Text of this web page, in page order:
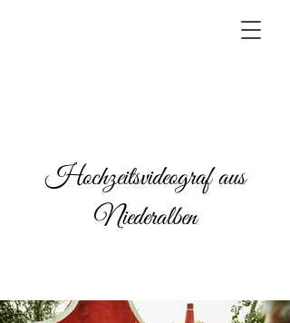
Hochzeitsvideograf aus
Niederalben